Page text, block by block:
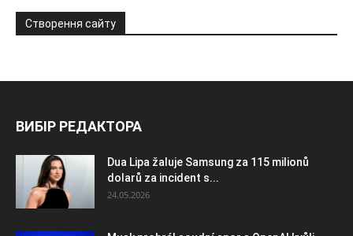
Створення сайту
ВИБІР РЕДАКТОРА
Dua Lipa žaluje Samsung za 115 milionů
dolarů za incident s...
24.05.2026